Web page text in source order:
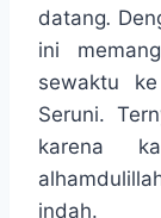
datang.
ini
sewaktu
Seruni.
karena
indah.